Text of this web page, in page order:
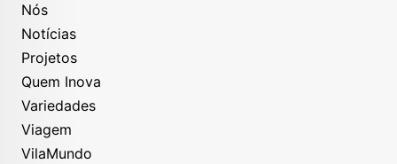
Nós
Notícias
Projetos
Quem Inova
Variedades
Viagem
VilaMundo